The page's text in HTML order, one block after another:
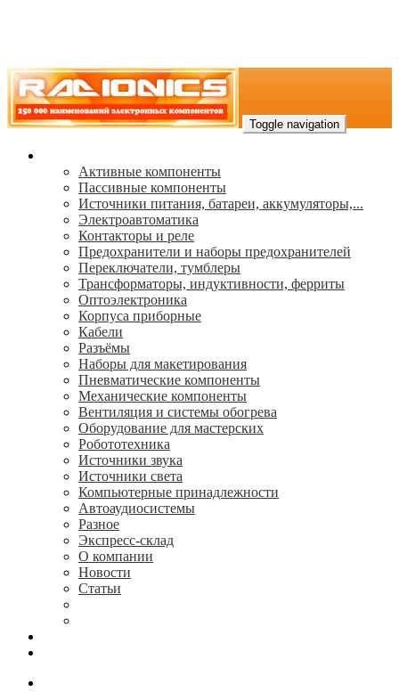
Toggle navigation
Активные компоненты
Пассивные компоненты
Источники питания, батареи, аккумуляторы,...
Электроавтоматика
Контакторы и реле
Предохранители и наборы предохранителей
Переключатели, тумблеры
Трансформаторы, индуктивности, ферриты
Oптоэлектроника
Корпуса приборные
Кабели
Разъёмы
Наборы для макетирования
Пневматические компоненты
Механические компоненты
Вентиляция и системы обогрева
Оборудование для мастерских
Робототехника
Источники звука
Источники света
Компьютерные принадлежности
Автоаудиосистемы
Разное
Экспресс-склад
О компании
Новости
Статьи